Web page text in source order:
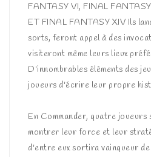
FANTASY VI, FINAL
ET FINAL FANTASY XIV Ils
sorts, feront appel à des
visiteront même leurs lieux
D'innombrables éléments des
joueurs d'écrire leur propre
En Commander, quatre
montrer leur force et leur
d'entre eux sortira vainqueur